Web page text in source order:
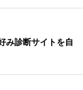
み診断サイトを自